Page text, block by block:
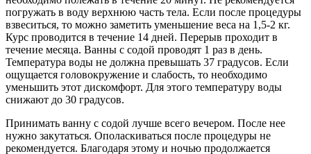
погружать в воду верхнюю часть тела. Если после процедуры
взвеситься, то можно заметить уменьшение веса на 1,5-2 кг.
Курс проводится в течение 14 дней. Перерыв проходит в
течение месяца. Ванны с содой проводят 1 раз в день.
Температура воды не должна превышать 37 градусов. Если
ощущается головокружение и слабость, то необходимо
уменьшить этот дискомфорт. Для этого температуру воды
снижают до 30 градусов.
Принимать ванну с содой лучше всего вечером. После нее
нужно закутаться. Ополаскиваться после процедуры не
рекомендуется. Благодаря этому и ночью продолжается